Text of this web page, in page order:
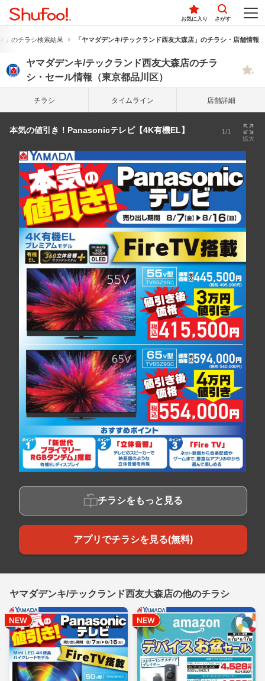
お気に入り さがす
」のチラシ検索結果 「ヤマダデンキ/テックランド西友大森店」のチラシ・店舗情報
ヤマダデンキ/テックランド西友大森店のチラ
シ・セール情報（東京都品川区）
チラシ タイム ライン 店舗詳細
本気の値引き！Panasonicテレビ【4K有機EL】 1/1
拡大
チラシをもっと見る
アプリでチラシを見る(無料)
ヤマダデンキ/テックランド西友大森店の他のチラシ